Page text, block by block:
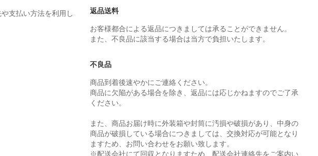
支払い方法を利用し
返品送料
お客様都合による返品につきましては承ることができません。
また、不良品に該当する場合は当方で負担いたします。
不良品
商品到着後速やかにご連絡ください。
商品に欠陥がある場合を除き、返品には応じかねますのでご了承
ください。
また、商品お届け時に外装箱や封筒に汚損や破損があり、中身の
商品が破損している場合につきましては、交換対応が可能となり
ますため、お問い合わせをお願い致します。
※配送会社にて回収となりますため、配送会社連絡先をご案内い